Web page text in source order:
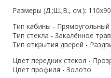
Трапы
Радиаторы
Аксессуары для
Размеры (Д.;Ш.;В., см.):
Тип кабины -
Тип стекла - Закалённое
Тип открытия дверей -
Цвет передних стекол -
Цвет профиля - Золото